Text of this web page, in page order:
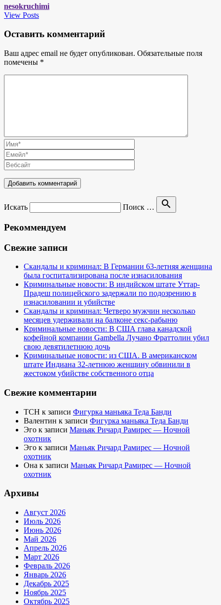
nesokruchimi
View Posts
Оставить комментарий
Ваш адрес email не будет опубликован. Обязательные поля
помечены *
Искать Поиск … search
Рекоммендуем
Свежие записи
Скандалы и криминал: В Германии 63-летняя женщина
была госпитализирована после изнасилования
Криминальные новости: В индийском штате Уттар-
Прадеш полицейского задержали по подозрению в
изнасиловании и убийстве
Скандалы и криминал: Четверо мужчин несколько
месяцев удерживали на балконе секс-рабыню
Криминальные новости: В США глава канадской
кофейной компании Gambella Лучано Фраттолин убил
свою девятилетнюю дочь
Криминальные новости: из США. В американском
штате Индиана 32-летнюю женщину обвинили в
жестоком убийстве собственного отца
Свежие комментарии
TCH к записи Фигурка маньяка Теда Банди
Валентин к записи Фигурка маньяка Теда Банди
Эго к записи Маньяк Ричард Рамирес — Ночной
охотник
Эго к записи Маньяк Ричард Рамирес — Ночной
охотник
Она к записи Маньяк Ричард Рамирес — Ночной
охотник
Архивы
Август 2026
Июль 2026
Июнь 2026
Май 2026
Апрель 2026
Март 2026
Февраль 2026
Январь 2026
Декабрь 2025
Ноябрь 2025
Октябрь 2025